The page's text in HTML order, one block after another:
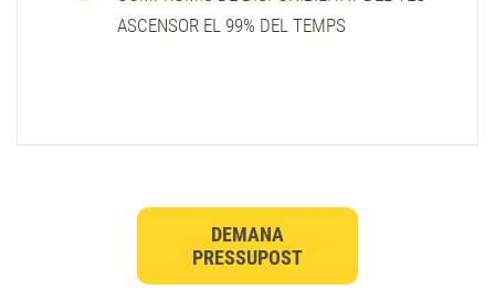
ASCENSOR EL 99% DEL TEMPS
DEMANA
PRESSUPOST